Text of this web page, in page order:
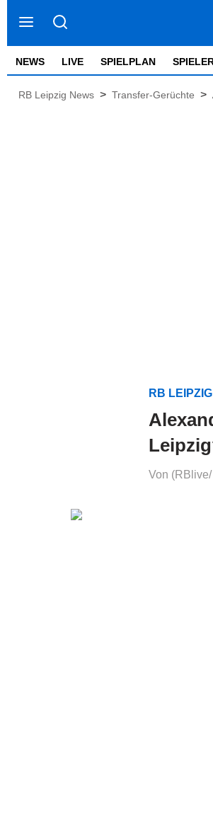
NEWS LIVE SPIELPLAN
RB Leipzig News > Transfer-Gerüchte >
RB LEIPZIG
Von